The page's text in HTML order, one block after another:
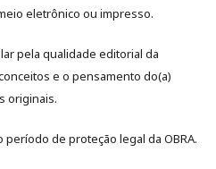
eletrônico ou impresso.
pela qualidade editorial da
e o pensamento do(a)
originais.
de proteção legal da OBRA.